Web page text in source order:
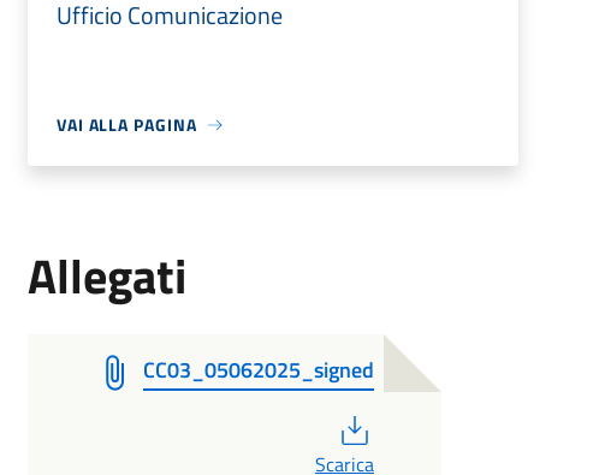
Ufficio Comunicazione
VAI ALLA PAGINA
Allegati
CC03_05062025_signed
Scarica